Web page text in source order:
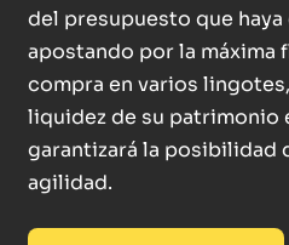
del presupuesto que
apostando por la
compra en varios
liquidez de su patrimonio
garantizará la posibilidad
agilidad.